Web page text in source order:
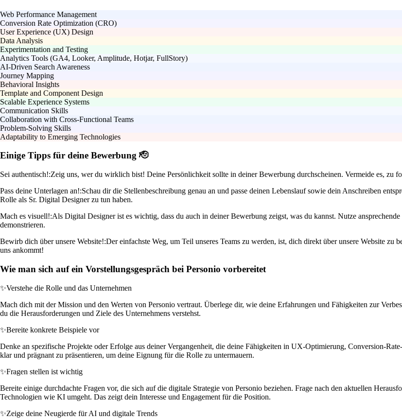
Web Performance Management
Conversion Rate Optimization (CRO)
User Experience (UX) Design
Data Analysis
Experimentation and Testing
Analytics Tools (GA4, Looker, Amplitude, Hotjar, FullStory)
AI-Driven Search Awareness
Journey Mapping
Behavioral Insights
Template and Component Design
Scalable Experience Systems
Communication Skills
Collaboration with Cross-Functional Teams
Problem-Solving Skills
Adaptability to Emerging Technologies
Einige Tipps für deine Bewerbung 🫡
Sei authentisch!:Zeig uns, wer du wirklich bist! Deine Persönlichkeit sollte in deiner Bewerbung durchscheinen. Vermeide es, zu
Pass deine Unterlagen an!:Schau dir die Stellenbeschreibung genau an und passe deinen Lebenslauf sowie dein Anschreiben
Rolle als Sr. Digital Designer zu tun haben.
Mach es visuell!:Als Digital Designer ist es wichtig, dass du auch in deiner Bewerbung zeigst, was du kannst. Nutze
demonstrieren.
Bewirb dich über unsere Website!:Der einfachste Weg, um Teil unseres Teams zu werden, ist, dich direkt über unsere Website
uns ankommt!
Wie man sich auf ein Vorstellungsgespräch bei Personio vorbereitet
✨Verstehe die Rolle und das Unternehmen
Mach dich mit der Mission und den Werten von Personio vertraut. Überlege dir, wie deine Erfahrungen und Fähigkeiten zur
du die Herausforderungen und Ziele des Unternehmens verstehst.
✨Bereite konkrete Beispiele vor
Denke an spezifische Projekte oder Erfolge aus deiner Vergangenheit, die deine Fähigkeiten in UX-Optimierung, Conversion-
klar und prägnant zu präsentieren, um deine Eignung für die Rolle zu untermauern.
✨Fragen stellen ist wichtig
Bereite einige durchdachte Fragen vor, die sich auf die digitale Strategie von Personio beziehen. Frage nach den aktuellen
Technologien wie KI umgeht. Das zeigt dein Interesse und Engagement für die Position.
✨Zeige deine Neugierde für AI und digitale Trends